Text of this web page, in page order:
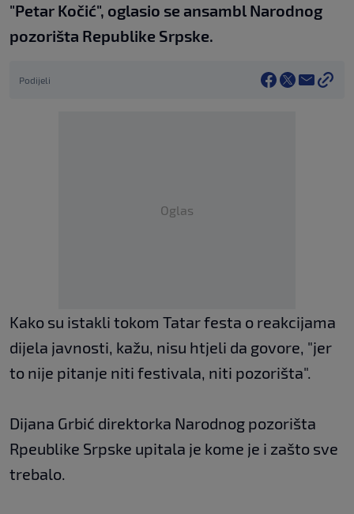
"Petar Kočić", oglasio se ansambl Narodnog
pozorišta Republike Srpske.
Podijeli
Oglas
Kako su istakli tokom Tatar festa o reakcijama
dijela javnosti, kažu, nisu htjeli da govore, "jer
to nije pitanje niti festivala, niti pozorišta".
Dijana Grbić direktorka Narodnog pozorišta
Rpeublike Srpske upitala je kome je i zašto sve
trebalo.